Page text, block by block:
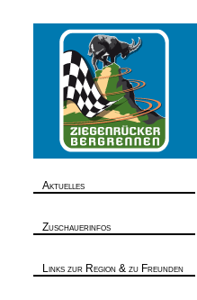
Aktuelles
Zuschauerinfos
Links zur Region & zu Freunden